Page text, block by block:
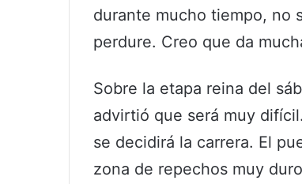
durante mucho tiempo, no
perdure. Creo que da
Sobre la etapa reina del
advirtió que será muy
se decidirá la carrera. El
zona de repechos muy